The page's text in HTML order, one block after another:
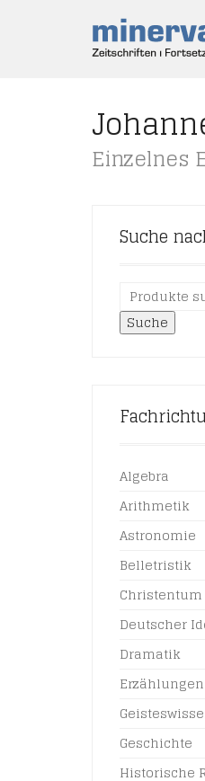
Einzelnes
Suche
Suche
Algebra
Arithmetik
Astronomie
Belletristik
Christentum
Deutscher
Dramatik
Erzählungen
Geschichte
Historische